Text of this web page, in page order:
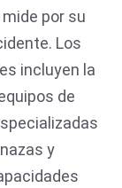
por su
Los
incluyen la
de
y